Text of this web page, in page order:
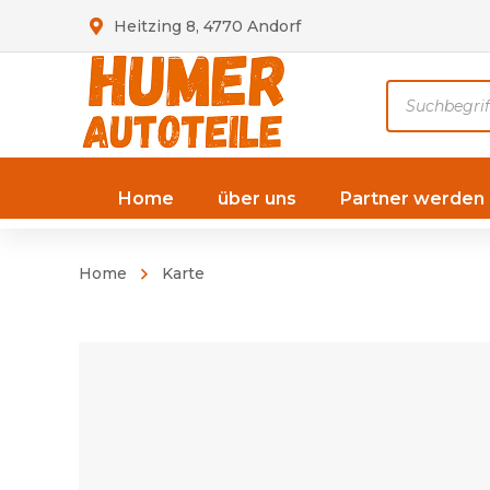
Heitzing 8, 4770 Andorf
search
Home über uns Partner werden
Home Karte